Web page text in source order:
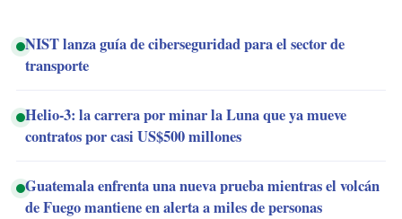
NIST lanza guía de ciberseguridad para el sector de
transporte
Helio-3: la carrera por minar la Luna que ya mueve
contratos por casi US$500 millones
Guatemala enfrenta una nueva prueba mientras el volcán
de Fuego mantiene en alerta a miles de personas